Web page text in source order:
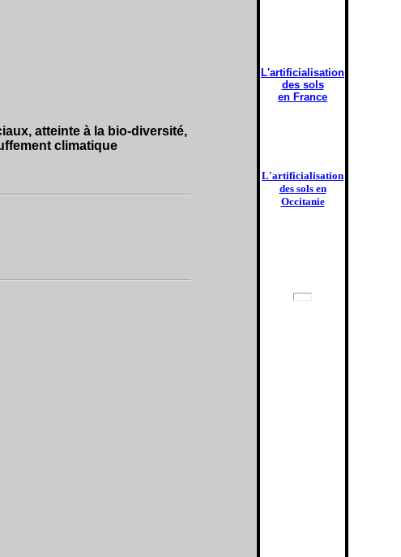
atteinte à la bio-diversité,
climatique
L'artificialisation
des sols
en France
L'artificialisation
des sols en
Occitanie